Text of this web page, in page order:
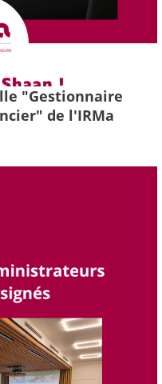
"Gestionnaire
de l'IRMa